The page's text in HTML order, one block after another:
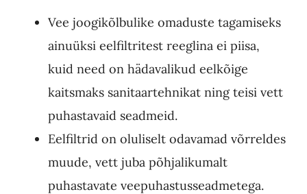
Vee joogikõlbulike omaduste tagamiseks
ainuüksi eelfiltritest reeglina ei piisa,
kuid need on hädavalikud eelkõige
kaitsmaks sanitaartehnikat ning teisi vett
puhastavaid seadmeid.
Eelfiltrid on oluliselt odavamad võrreldes
muude, vett juba põhjalikumalt
puhastavate veepuhastusseadmetega.